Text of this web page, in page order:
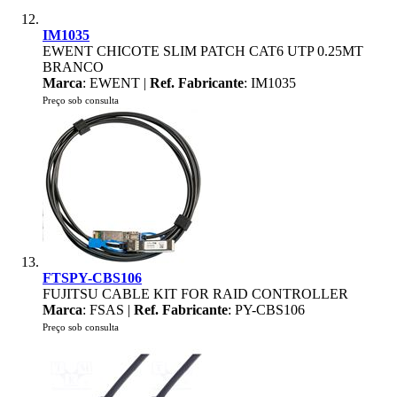
IM1035
EWENT CHICOTE SLIM PATCH CAT6 UTP 0.25MT
BRANCO
Marca: EWENT | Ref. Fabricante: IM1035
Preço sob consulta
FTSPY-CBS106
FUJITSU CABLE KIT FOR RAID CONTROLLER
Marca: FSAS | Ref. Fabricante: PY-CBS106
Preço sob consulta